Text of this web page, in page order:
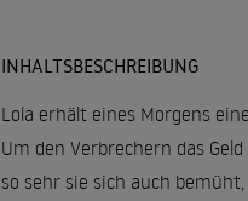
INHALTSBESCHREIBUNG
Lola erhält eines Morgens
Um den Verbrechern das
so sehr sie sich auch